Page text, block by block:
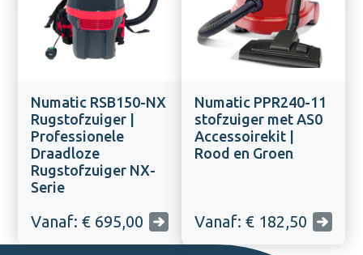
Numatic RSB150-NX
Rugstofzuiger |
Professionele
Draadloze
Rugstofzuiger NX-
Serie
Vanaf: € 695,00
Numatic PPR240-11
stofzuiger met AS0
Accessoirekit |
Rood en Groen
Vanaf: € 182,50